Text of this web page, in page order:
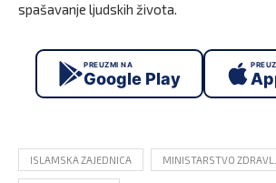
spašavanje ljudskih života.
PREUZMI NA
Google Play
ISLAMSKA ZAJEDNICA MINISTARSTVO